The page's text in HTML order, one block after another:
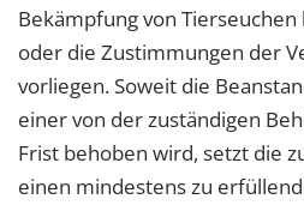
Bekämpfung von
oder die Zustimmungen der
vorliegen. Soweit die
einer von der zuständigen
Frist behoben wird, setzt die
einen mindestens zu